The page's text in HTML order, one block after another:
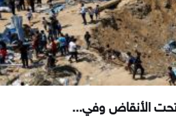
تحت الأنقاض وفي...